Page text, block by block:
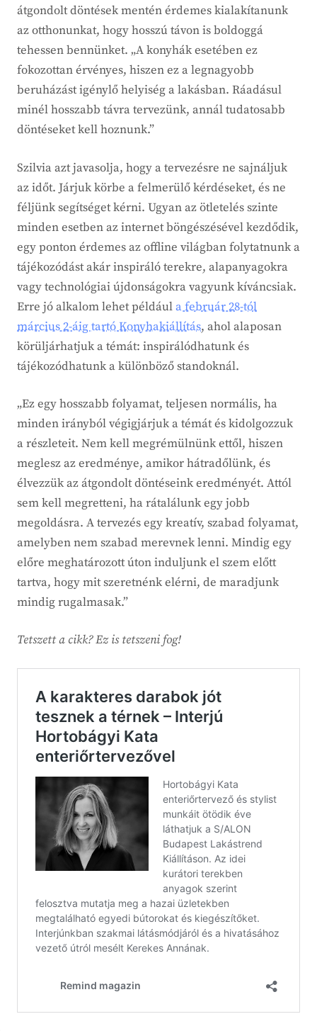
átgondolt döntések mentén érdemes kialakítanunk
az otthonunkat, hogy hosszú távon is boldoggá
tehessen bennünket. „A konyhák esetében ez
fokozottan érvényes, hiszen ez a legnagyobb
beruházást igénylő helyiség a lakásban. Ráadásul
minél hosszabb távra tervezünk, annál tudatosabb
döntéseket kell hoznunk.”
Szilvia azt javasolja, hogy a tervezésre ne sajnáljuk
az időt. Járjuk körbe a felmerülő kérdéseket, és ne
féljünk segítséget kérni. Ugyan az ötletelés szinte
minden esetben az internet böngészésével kezdődik,
egy ponton érdemes az offline világban folytatnunk a
tájékozódást akár inspiráló terekre, alapanyagokra
vagy technológiai újdonságokra vagyunk kíváncsiak.
Erre jó alkalom lehet példáula február 28-tól
március 2-áig tartó Konyhakiállítás, ahol alaposan
körüljárhatjuk a témát: inspirálódhatunk és
tájékozódhatunk a különböző standoknál.
„Ez egy hosszabb folyamat, teljesen normális, ha
minden irányból végigjárjuk a témát és kidolgozzuk
a részleteit. Nem kell megrémülnünk ettől, hiszen
meglesz az eredménye, amikor hátradőlünk, és
élvezzük az átgondolt döntéseink eredményét. Attól
sem kell megretteni, ha rátalálunk egy jobb
megoldásra. A tervezés egy kreatív, szabad folyamat,
amelyben nem szabad merevnek lenni. Mindig egy
előre meghatározott úton induljunk el szem előtt
tartva, hogy mit szeretnénk elérni, de maradjunk
mindig rugalmasak.”
Tetszett a cikk? Ez is tetszeni fog!